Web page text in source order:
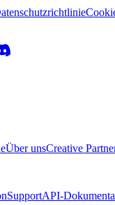
Über unsCreative
SupportAPI-